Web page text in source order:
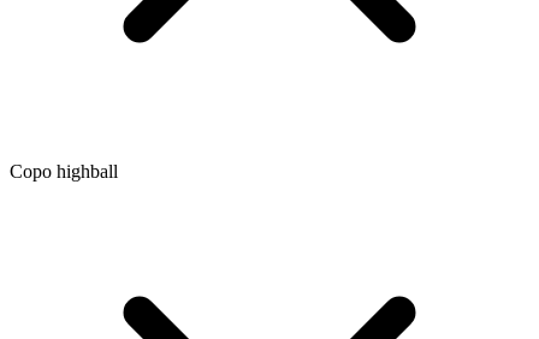
Copo highball